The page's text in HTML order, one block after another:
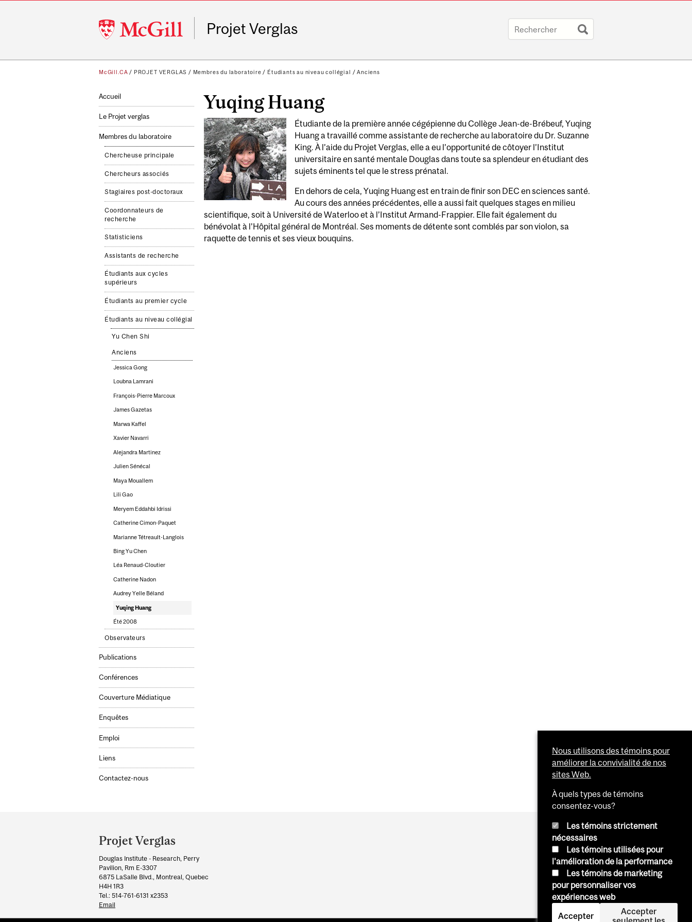
McGill
University
Projet Verglas
McGill.CA / PROJET VERGLAS / Membres du laboratoire / Étudiants au niveau collégial /Anciens
Accueil
Le Projet verglas
Membres du laboratoire
Chercheuse principale
Chercheurs associés
Stagiaires post-doctoraux
Coordonnateurs de
recherche
Statisticiens
Assistants de recherche
Étudiants aux cycles
supérieurs
Étudiants au premier cycle
Étudiants au niveau collégial
Yu Chen Shi
Anciens
Jessica Gong
Loubna Lamrani
François-Pierre Marcoux
James Gazetas
Marwa Kaffel
Xavier Navarri
Alejandra Martinez
Julien Sénécal
Maya Mouallem
Lili Gao
Meryem Eddahbi Idrissi
Catherine Cimon-Paquet
Marianne Tétreault-Langlois
Bing Yu Chen
Léa Renaud-Cloutier
Catherine Nadon
Audrey Yelle Béland
Yuqing Huang
Été 2008
Observateurs
Publications
Conférences
Couverture Médiatique
Enquêtes
Emploi
Liens
Contactez-nous
Yuqing Huang
Étudiante de la première année cégépienne du Collège Jean-de-Brébeuf, Yuqing
Huang a travaillé comme assistante de recherche au laboratoire du Dr. Suzanne
King. À l’aide du Projet Verglas, elle a eu l’opportunité de côtoyer l’Institut
universitaire en santé mentale Douglas dans toute sa splendeur en étudiant des
sujets éminents tel que le stress prénatal.
En dehors de cela, Yuqing Huang est en train de finir son DEC en sciences santé.
Au cours des années précédentes, elle a aussi fait quelques stages en milieu
scientifique, soit à Université de Waterloo et à l’Institut Armand-Frappier. Elle fait également du
bénévolat à l’Hôpital général de Montréal. Ses moments de détente sont comblés par son violon, sa
raquette de tennis et ses vieux bouquins.
and
University
Information
Projet Verglas
Douglas Institute - Research, Perry
Pavilion, Rm E-3307
6875 LaSalle Blvd., Montreal, Quebec
H4H 1R3
Tel.: 514-761-6131 x2353
Email
Nous utilisons des témoins pour
améliorer la convivialité de nos
sites Web.
À quels types de témoins
consentez-vous?
Les témoins strictement
nécessaires
Les témoins utilisées pour
l'amélioration de la performance
Les témoins de marketing
pour personnaliser vos
expériences web
Accepter
Accepter